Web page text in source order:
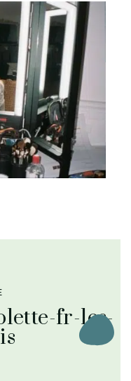
fr-les-